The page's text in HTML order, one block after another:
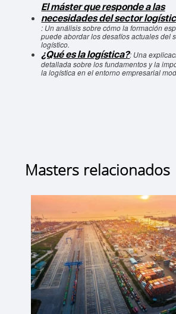
El máster que responde a las
necesidades del sector
: Un análisis sobre cómo la formación
puede abordar los desafíos actuales del
logístico.
¿Qué es la logística?: Una
detallada sobre los fundamentos y la
la logística en el entorno empresarial
Masters relacionados